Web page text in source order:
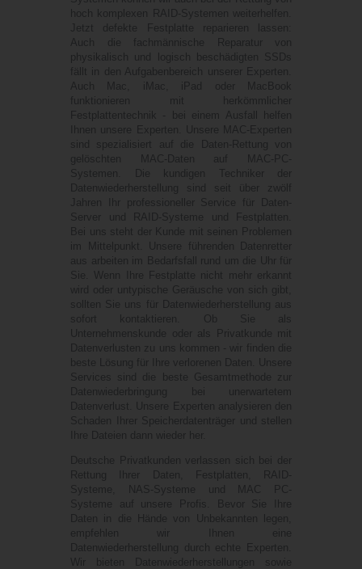
hoch komplexen RAID-Systemen weiterhelfen.
Jetzt defekte Festplatte reparieren lassen:
Auch die fachmännische Reparatur von
physikalisch und logisch beschädigten SSDs
fällt in den Aufgabenbereich unserer Experten.
Auch Mac, iMac, iPad oder MacBook
funktionieren mit herkömmlicher
Festplattentechnik - bei einem Ausfall helfen
Ihnen unsere Experten. Unsere MAC-Experten
sind spezialisiert auf die Daten-Rettung von
gelöschten MAC-Daten auf MAC-PC-
Systemen. Die kundigen Techniker der
Datenwiederherstellung sind seit über zwölf
Jahren Ihr professioneller Service für Daten-
Server und RAID-Systeme und Festplatten.
Bei uns steht der Kunde mit seinen Problemen
im Mittelpunkt. Unsere führenden Datenretter
aus arbeiten im Bedarfsfall rund um die Uhr für
Sie. Wenn Ihre Festplatte nicht mehr erkannt
wird oder untypische Geräusche von sich gibt,
sollten Sie uns für Datenwiederherstellung aus
sofort kontaktieren. Ob Sie als
Unternehmenskunde oder als Privatkunde mit
Datenverlusten zu uns kommen - wir finden die
beste Lösung für Ihre verlorenen Daten. Unsere
Services sind die beste Gesamtmethode zur
Datenwiederbringung bei unerwartetem
Datenverlust. Unsere Experten analysieren den
Schaden Ihrer Speicherdatenträger und stellen
Ihre Dateien dann wieder her.
Deutsche Privatkunden verlassen sich bei der
Rettung Ihrer Daten, Festplatten, RAID-
Systeme, NAS-Systeme und MAC PC-
Systeme auf unsere Profis. Bevor Sie Ihre
Daten in die Hände von Unbekannten legen,
empfehlen wir Ihnen eine
Datenwiederherstellung durch echte Experten.
Wir bieten Datenwiederherstellungen sowie